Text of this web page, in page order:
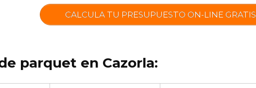
CALCULA TU PRESUPUESTO ON-LINE GRATIS
parquet en Cazorla: